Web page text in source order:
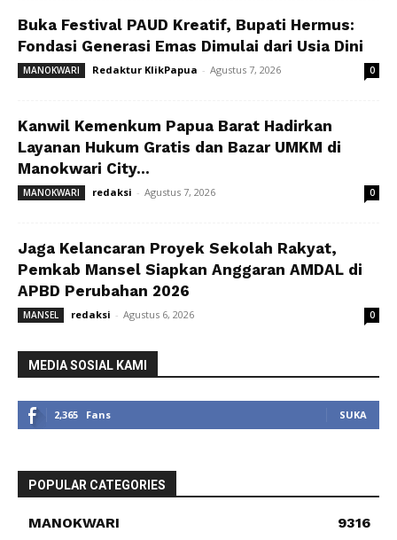
Buka Festival PAUD Kreatif, Bupati Hermus:
Fondasi Generasi Emas Dimulai dari Usia Dini
MANOKWARI Redaktur KlikPapua - Agustus 7, 2026 0
Kanwil Kemenkum Papua Barat Hadirkan
Layanan Hukum Gratis dan Bazar UMKM di
Manokwari City...
MANOKWARI redaksi - Agustus 7, 2026 0
Jaga Kelancaran Proyek Sekolah Rakyat,
Pemkab Mansel Siapkan Anggaran AMDAL di
APBD Perubahan 2026
MANSEL redaksi - Agustus 6, 2026 0
MEDIA SOSIAL KAMI
2,365 Fans SUKA
POPULAR CATEGORIES
MANOKWARI
9316